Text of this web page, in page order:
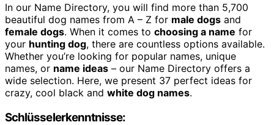
In our Name Directory, you will find more than 5,700
beautiful dog names from A – Z for male dogs and
female dogs. When it comes to choosing a name for
your hunting dog, there are countless options available.
Whether you’re looking for popular names, unique
names, or name ideas – our Name Directory offers a
wide selection. Here, we present 37 perfect ideas for
crazy, cool black and white dog names.
Schlüsselerkenntnisse: